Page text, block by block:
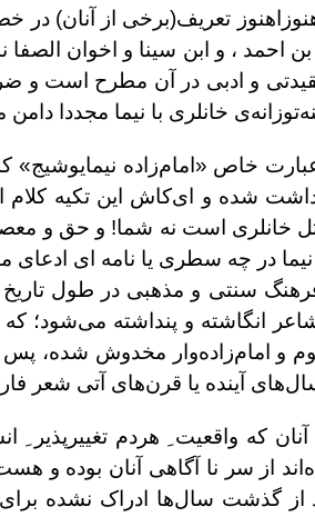
هنوزاهنوز تعریف(برخی از
احمد ، و ابن سینا و اخوان
و ادبی در آن مطرح است و
خانلری با نیما مجددا
خاص «امام‌زاده نیمایوشیج»
شده و ای‌کاش این تکیه
خانلری است نه شما! و حق و
در چه سطری یا نامه ای
سنتی و مذهبی در طول تاریخ
انگاشته و پنداشته می‌شود؛ که
و امام‌زاده‌وار مخدوش شده،
آینده یا قرن‌های آتی شعر
آنان که واقعیت ِ هردم
از سر نا آگاهی آنان بوده و
از گذشت سال‌ها ادراک نشده